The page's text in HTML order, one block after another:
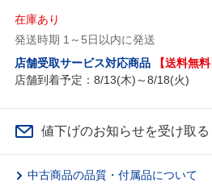
在庫あり
発送時期 1～5日以内に発送
店舗受取サービス対応商品
【送料無料
店舗到着予定：8/13(木)～8/18(火)
値下げのお知らせを受け取る
中古商品の品質・付属品について